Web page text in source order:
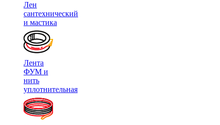
Лен
сантехнический
и мастика
Лента
ФУМ и
нить
уплотнительная